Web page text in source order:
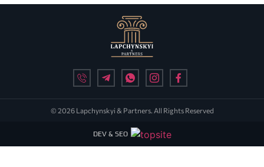
© 2026 Lapchynskyi & Partners. All Rights Reserved
DEV & SEO